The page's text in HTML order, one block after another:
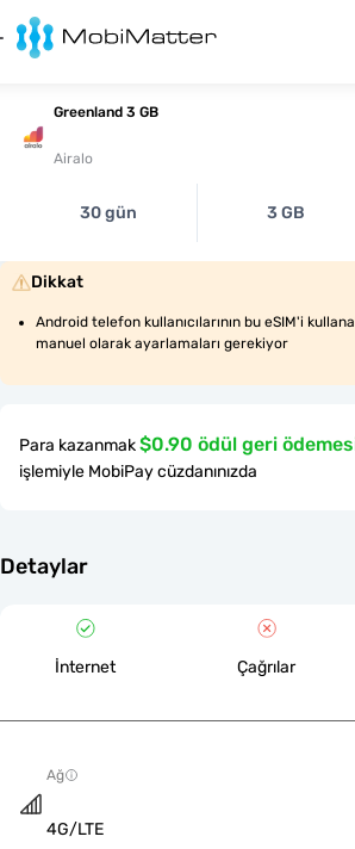
Greenland 3 GB
Airalo
30 gün 3 GB
Dikkat
Android telefon kullanıcılarının bu eSIM'i
manuel olarak ayarlamaları gerekiyor
Para kazanmak$0.90 ödül geri
işlemiyle MobiPay cüzdanınızda
Detaylar
İnternet Çağrılar
Ağ
4G/LTE